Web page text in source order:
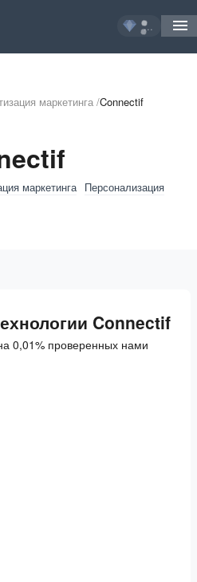
...
маркетинга /Connectif
маркетинга Персонализация
Connectif
0,01% проверенных нами